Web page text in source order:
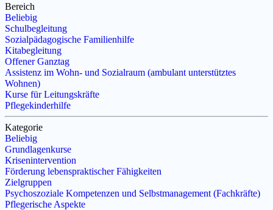
Bereich
Beliebig
Schulbegleitung
Sozialpädagogische Familienhilfe
Kitabegleitung
Offener Ganztag
Assistenz im Wohn- und Sozialraum (ambulant unterstütztes
Wohnen)
Kurse für Leitungskräfte
Pflegekinderhilfe
Kategorie
Beliebig
Grundlagenkurse
Krisenintervention
Förderung lebenspraktischer Fähigkeiten
Zielgruppen
Psychoszoziale Kompetenzen und Selbstmanagement (Fachkräfte)
Pflegerische Aspekte